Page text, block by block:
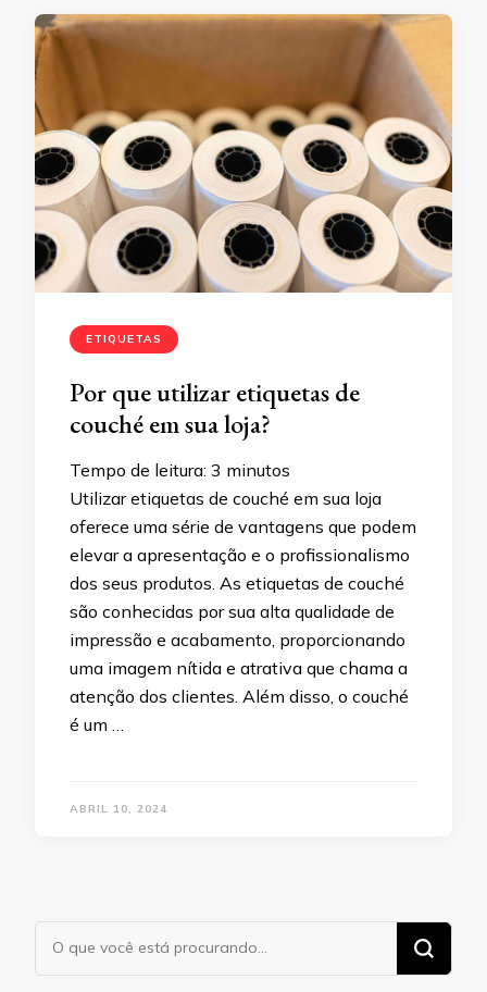
ETIQUETAS
Por que utilizar etiquetas de
couché em sua loja?
Tempo de leitura: 3 minutos
Utilizar etiquetas de couché em sua loja
oferece uma série de vantagens que podem
elevar a apresentação e o profissionalismo
dos seus produtos. As etiquetas de couché
são conhecidas por sua alta qualidade de
impressão e acabamento, proporcionando
uma imagem nítida e atrativa que chama a
atenção dos clientes. Além disso, o couché
é um …
ABRIL 10, 2024
Procurando